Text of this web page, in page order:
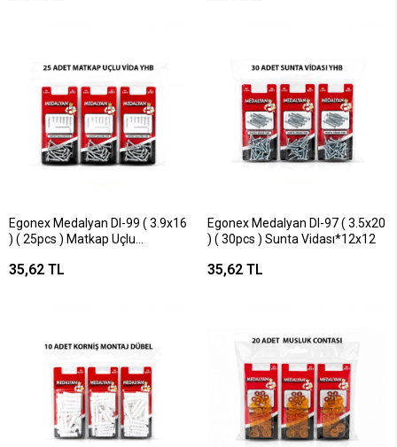
Egonex Medalyan Dl-99 ( 3.9x16
) ( 25pcs ) Matkap Uçlu
35,62 TL
Egonex Medalyan Dl-97 ( 3.5x20
) ( 30pcs ) Sunta Vidası*12x12
35,62 TL